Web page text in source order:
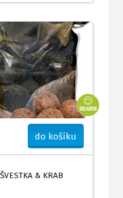
do košíku
& KRAB